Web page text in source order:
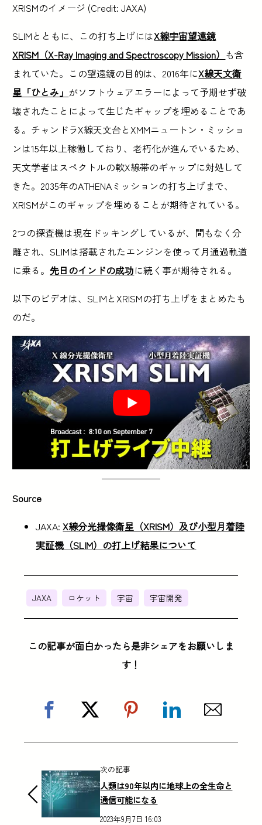
XRISMのイメージ (Credit: JAXA)
SLIMとともに、この打ち上げにはX線宇宙望遠鏡
XRISM（X-Ray Imaging and Spectroscopy Mission） も含
まれていた。この望遠鏡の目的は、2016年にX線天文衛
星「ひとみ」 がソフトウェアエラーによって予期せず破
壊されたことによって生じたギャップを埋めることであ
る。チャンドラX線天文台とXMMニュートン・ミッショ
ンは15年以上稼働しており、老朽化が進んでいるため、
天文学者はスペクトルの軟X線帯のギャップに対処して
きた。2035年のATHENAミッションの打ち上げまで、
XRISMがこのギャップを埋めることが期待されている。
2つの探査機は現在ドッキングしているが、間もなく分
離され、SLIMは搭載されたエンジンを使って月通過軌道
に乗る。先日のインドの成功に続く事が期待される。
以下のビデオは、SLIMとXRISMの打ち上げをまとめたも
のだ。
Source
JAXA:X線分光撮像衛星（XRISM）及び小型月着陸
実証機（SLIM）の打上げ結果について
JAXA ロケット 宇宙 宇宙開発
この記事が面白かったら是非シェアをお願いしま
す！
次の記事
人類は90年以内に地球上の全生命と
通信可能になる
2023年9月7日 16:03